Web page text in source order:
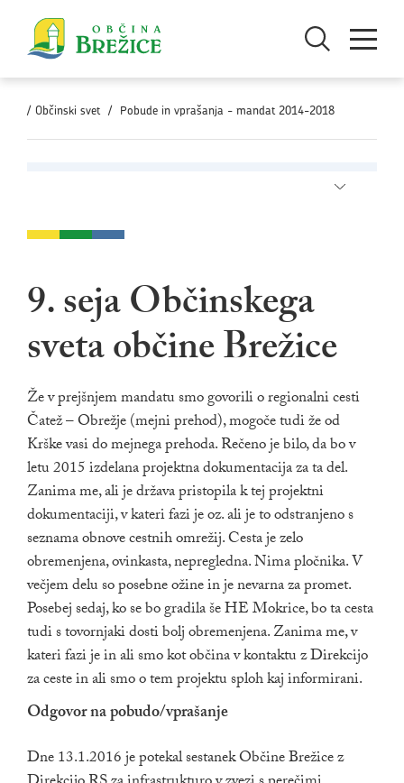
Odpri iskanjeOdpri meni
/ Občinski svet / Pobude in vprašanja - mandat 2014-2018
9. seja Občinskega
sveta občine Brežice
Že v prejšnjem mandatu smo govorili o regionalni cesti
Čatež – Obrežje (mejni prehod), mogoče tudi že od
Krške vasi do mejnega prehoda. Rečeno je bilo, da bo v
letu 2015 izdelana projektna dokumentacija za ta del.
Zanima me, ali je država pristopila k tej projektni
dokumentaciji, v kateri fazi je oz. ali je to odstranjeno s
seznama obnove cestnih omrežij. Cesta je zelo
obremenjena, ovinkasta, nepregledna. Nima pločnika. V
večjem delu so posebne ožine in je nevarna za promet.
Posebej sedaj, ko se bo gradila še HE Mokrice, bo ta cesta
tudi s tovornjaki dosti bolj obremenjena. Zanima me, v
kateri fazi je in ali smo kot občina v kontaktu z Direkcijo
za ceste in ali smo o tem projektu sploh kaj informirani.
Odgovor na pobudo/vprašanje
Dne 13.1.2016 je potekal sestanek Občine Brežice z